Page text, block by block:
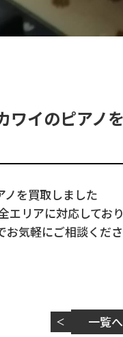
ワイのピアノ
ノを買取しました
リアに対応しており
気軽にご相談くださ
＜ 一覧へ